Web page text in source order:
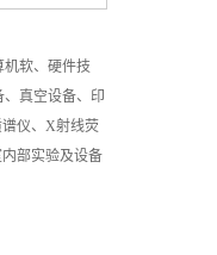
软、硬件技
真空设备、印
仪、X射线荧
部实验及设备